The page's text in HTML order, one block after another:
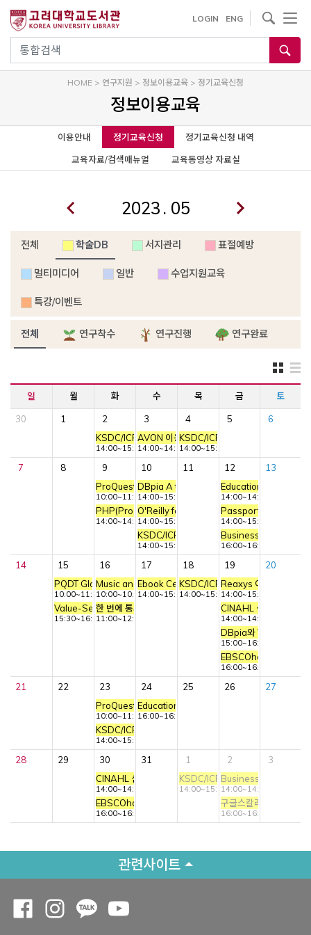
통합검색
LOGIN ENG
사이트내 검색
HOME > 연구지원 > 정보이용교육 > 정기교육신청
정보이용교육
이용안내 정기교육신청
정기교육신청 내역
교육자료/검색매뉴얼
교육동영상 자료실
.
전체 학술DB 서지관리 표절예방
멀티미디어 일반 수업지원교육
특강/이벤트
전체 연구착수 연구진행 연구완료
일 월 화 수 목 금 토
30 1
2
KSDC/ICPSR 이용교육
14:00~15:30
3
AVON 이용교육
14:00~14:45
4
KSDC/ICPSR 심화교육
14:00~15:30
5 6
7 8
9
ProQuest Central 이용교육
10:00~11:00
PHP(ProQuest Historical Periodicals) 이용교육
14:00~14:45
10
DBpia A to Z 이용방법 교육
14:00~15:00
O'Reilly for Higher education 이용교육
14:00~15:00
KSDC/ICPSR 이용교육
14:00~15:30
11
12
Education Source 이
14:00~14:40
Passport 이용교육(고
14:00~15:00
Business Source
16:00~16:40
13
14
15
PQDT Global 이용교육
10:00~11:00
Value-Search(Excel) 이용교육
15:30~16:30
16
Music and Dance Online 이용교육
10:00~10:45
한 번에 통과하는 DBpia활용 자기소개서 작성법 교육
11:00~12:00
17
Ebook Central(Academic complete) 이용
14:00~15:00
18
KSDC/ICPSR 이용교육
14:00~15:30
19
Reaxys 이용교육(고려
14:00~15:00
CINAHL 심화교육
14:00~14:40
DBpia와 함께하는 A+
15:00~16:00
EBSCOhost DB 심화
16:00~16:40
20
21 22
23
ProQuest Central+PQDT Global 이용교육
10:00~11:30
KSDC/ICPSR 심화교육
14:00~15:30
24
Education Source 이용교육
16:00~16:40
25 26 27
28 29
30
CINAHL 심화교육
14:00~14:40
EBSCOhost DB 활용교육
16:00~16:40
31
1
KSDC/ICPSR 이용교육
14:00~15:30
2
Business Source
14:00~14:40
구글스칼라 활용교육
16:00~16:40
3
관련사이트
Opens a new window
Opens a new window
Opens a new window